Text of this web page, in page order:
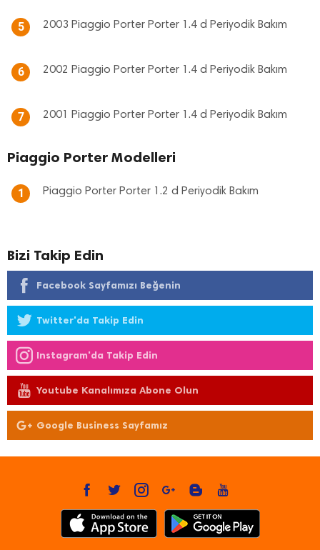
5 2003 Piaggio Porter Porter 1.4 d Periyodik Bakım
6 2002 Piaggio Porter Porter 1.4 d Periyodik Bakım
7 2001 Piaggio Porter Porter 1.4 d Periyodik Bakım
Piaggio Porter Modelleri
1 Piaggio Porter Porter 1.2 d Periyodik Bakım
Bizi Takip Edin
Facebook Sayfamızı Beğenin
Twitter'da Takip Edin
Instagram'da Takip Edin
Youtube Kanalımıza Abone Olun
Google Business Sayfamız